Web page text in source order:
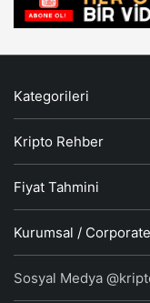
Kategorileri
Kripto Rehber
Fiyat Tahmini
Kurumsal / Corporate
Sosyal Medya